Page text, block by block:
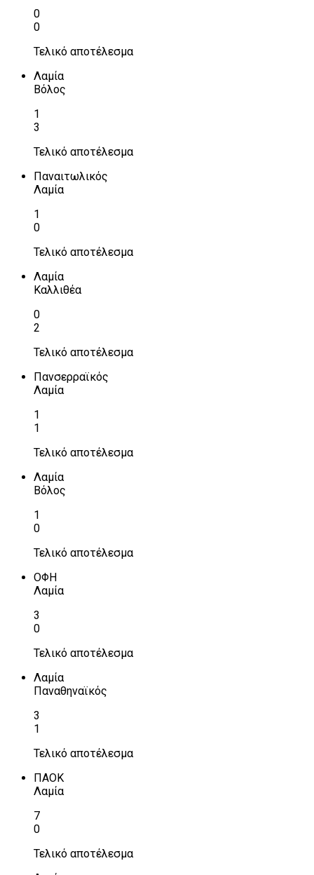
0
0
Τελικό αποτέλεσμα
Λαμία
Βόλος
1
3
Τελικό αποτέλεσμα
Παναιτωλικός
Λαμία
1
0
Τελικό αποτέλεσμα
Λαμία
Καλλιθέα
0
2
Τελικό αποτέλεσμα
Πανσερραϊκός
Λαμία
1
1
Τελικό αποτέλεσμα
Λαμία
Βόλος
1
0
Τελικό αποτέλεσμα
ΟΦΗ
Λαμία
3
0
Τελικό αποτέλεσμα
Λαμία
Παναθηναϊκός
3
1
Τελικό αποτέλεσμα
ΠΑΟΚ
Λαμία
7
0
Τελικό αποτέλεσμα